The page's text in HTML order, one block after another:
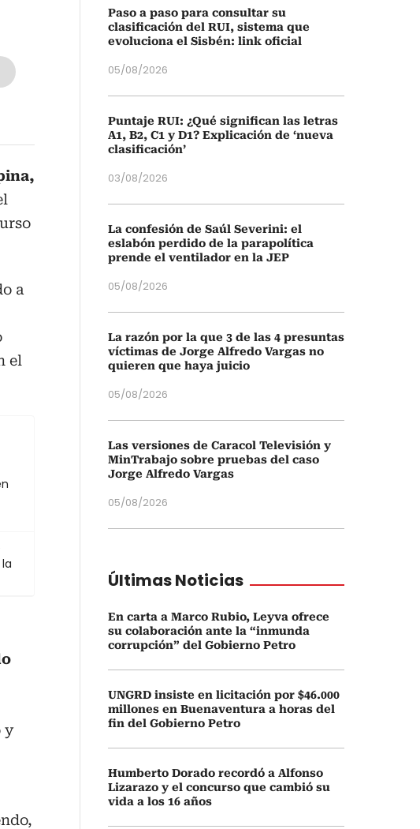
a
el
y
Paso a paso para consultar su
clasificación del RUI, sistema que
evoluciona el Sisbén: link oficial
05/08/2026
Puntaje RUI: ¿Qué significan las letras
A1, B2, C1 y D1? Explicación de ‘nueva
clasificación’
03/08/2026
La confesión de Saúl Severini: el
eslabón perdido de la parapolítica
prende el ventilador en la JEP
05/08/2026
La razón por la que 3 de las 4 presuntas
víctimas de Jorge Alfredo Vargas no
quieren que haya juicio
05/08/2026
Las versiones de Caracol Televisión y
MinTrabajo sobre pruebas del caso
Jorge Alfredo Vargas
05/08/2026
Últimas Noticias
En carta a Marco Rubio, Leyva ofrece
su colaboración ante la “inmunda
corrupción” del Gobierno Petro
UNGRD insiste en licitación por $46.000
millones en Buenaventura a horas del
fin del Gobierno Petro
Humberto Dorado recordó a Alfonso
Lizarazo y el concurso que cambió su
vida a los 16 años